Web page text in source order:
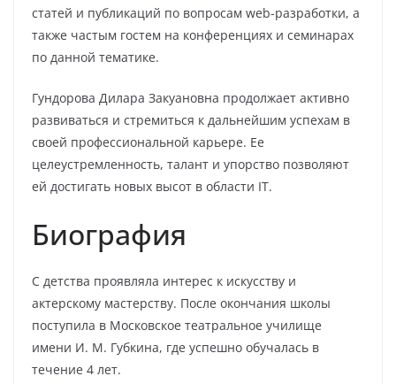
статей и публикаций по вопросам web-разработки, а
также частым гостем на конференциях и семинарах
по данной тематике.
Гундорова Дилара Закуановна продолжает активно
развиваться и стремиться к дальнейшим успехам в
своей профессиональной карьере. Ее
целеустремленность, талант и упорство позволяют
ей достигать новых высот в области IT.
Биография
С детства проявляла интерес к искусству и
актерскому мастерству. После окончания школы
поступила в Московское театральное училище
имени И. М. Губкина, где успешно обучалась в
течение 4 лет.